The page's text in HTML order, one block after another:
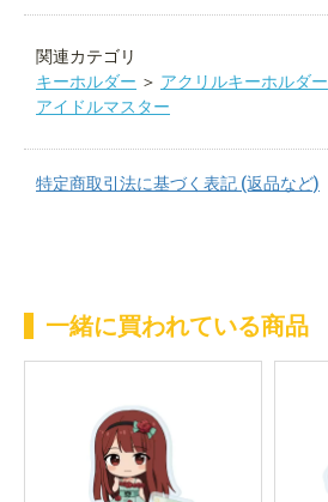
関連カテゴリ
キーホルダー ＞ アクリルキーホルダー
アイドルマスター
特定商取引法に基づく表記 (返品など)
一緒に買われている商品